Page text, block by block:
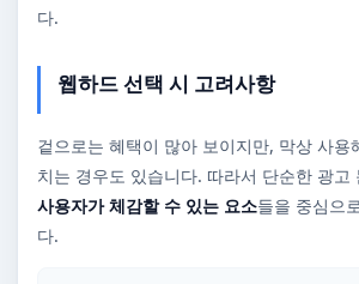
다.
웹하드 선택 시 고려사항
겉으로는 혜택이 많아 보이지만, 막상 사용
치는 경우도 있습니다. 따라서 단순한 광고
사용자가 체감할 수 있는 요소들을 중심으
다.